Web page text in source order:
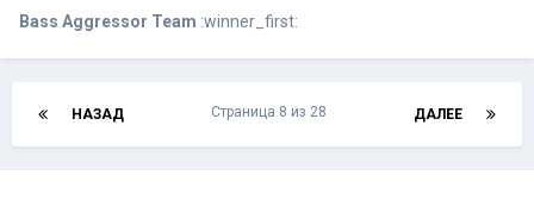
Bass Aggressor Team :winner_first:
НАЗАД ДАЛЕЕ
Страница 8 из 28